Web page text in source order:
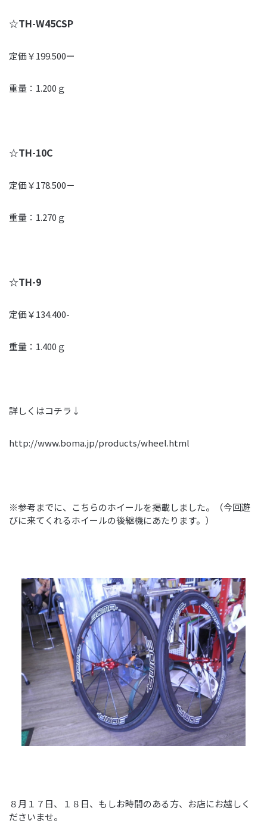
☆TH-W45CSP
定価￥199.500ー
重量：1.200ｇ
☆TH-10C
定価￥178.500－
重量：1.270ｇ
☆TH-9
定価￥134.400-
重量：1.400ｇ
詳しくはコチラ↓
http://www.boma.jp/products/wheel.html
※参考までに、こちらのホイールを掲載しました。（今回遊
びに来てくれるホイールの後継機にあたります。）
８月１７日、１８日、もしお時間のある方、お店にお越しく
ださいませ。